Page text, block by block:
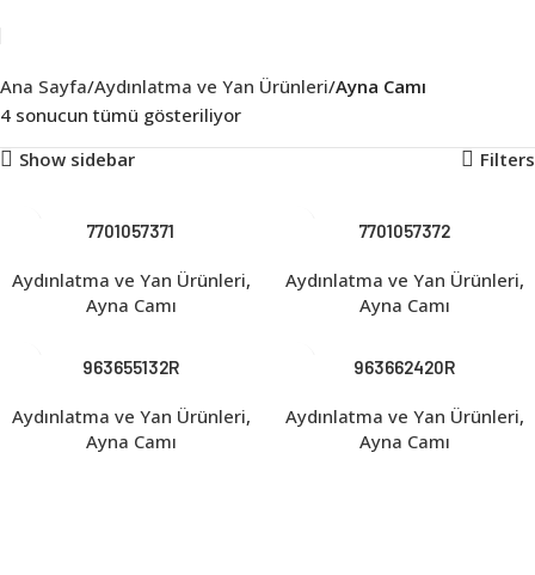
Ana Sayfa Aydınlatma ve Yan Ürünleri Ayna Camı
4 sonucun tümü gösteriliyor
Show sidebar
Filters
7701057371
Aydınlatma ve Yan Ürünleri,
Ayna Camı
7701057372
Aydınlatma ve Yan Ürünleri,
Ayna Camı
963655132R
Aydınlatma ve Yan Ürünleri,
Ayna Camı
963662420R
Aydınlatma ve Yan Ürünleri,
Ayna Camı